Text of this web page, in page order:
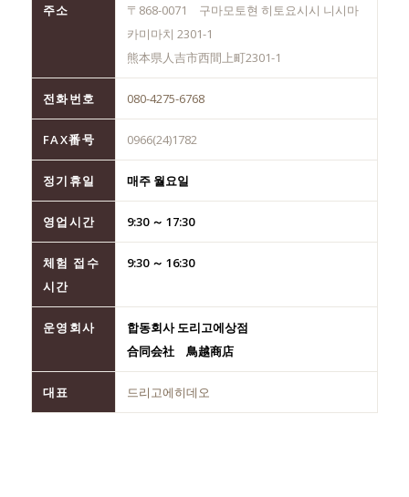
주소
〒868-0071 구마모토현 히토요시시 니시마
카미마치 2301-1
熊本県人吉市西間上町2301-1
전화번호 080-4275-6768
FAX番号 0966(24)1782
정기휴일 매주 월요일
영업시간 9:30 ～ 17:30
체험 접수
시간
9:30 ～ 16:30
운영회사
합동회사 도리고에상점
合同会社 鳥越商店
대표 드리고에히데오